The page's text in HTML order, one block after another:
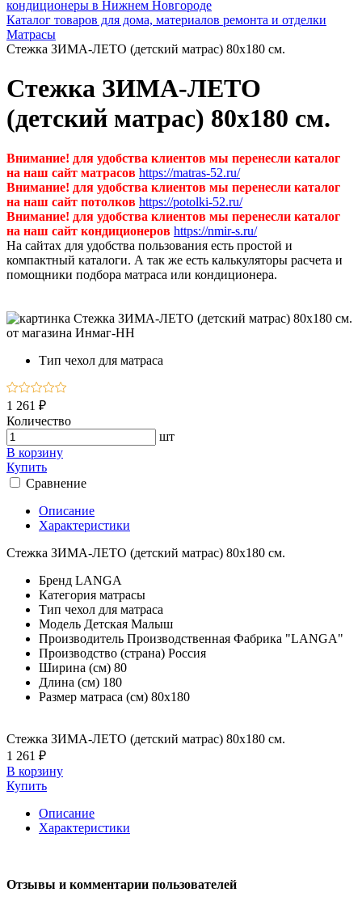
кондиционеры в Нижнем Новгороде
Каталог товаров для дома, материалов ремонта и отделки
Матрасы
Стежка ЗИМА-ЛЕТО (детский матрас) 80х180 см.
Стежка ЗИМА-ЛЕТО
(детский матрас) 80х180 см.
Внимание! для удобства клиентов мы перенесли каталог
на наш сайт матрасов https://matras-52.ru/
Внимание! для удобства клиентов мы перенесли каталог
на наш сайт потолков https://potolki-52.ru/
Внимание! для удобства клиентов мы перенесли каталог
на наш сайт кондиционеров https://nmir-s.ru/
На сайтах для удобства пользования есть простой и
компактный каталоги. А так же есть калькуляторы расчета и
помощники подбора матраса или кондиционера.
Тип чехол для матраса
1 261 ₽
Количество
шт
В корзину
Купить
Сравнение
Описание
Характеристики
Стежка ЗИМА-ЛЕТО (детский матрас) 80х180 см.
Бренд LANGA
Категория матрасы
Тип чехол для матраса
Модель Детская Малыш
Производитель Производственная Фабрика "LANGA"
Производство (страна) Россия
Ширина (см) 80
Длина (см) 180
Размер матраса (см) 80х180
Стежка ЗИМА-ЛЕТО (детский матрас) 80х180 см.
1 261 ₽
В корзину
Купить
Описание
Характеристики
Отзывы и комментарии пользователей